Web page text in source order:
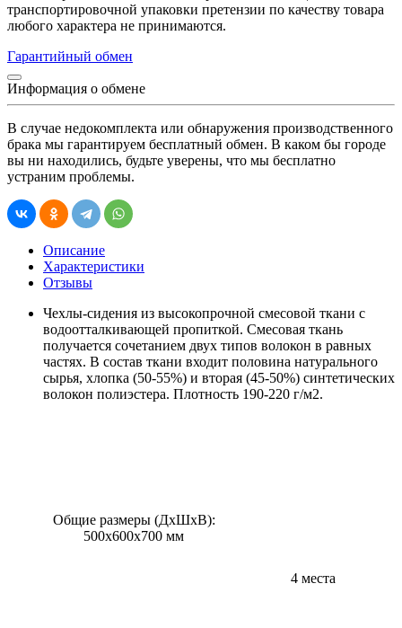
транспортировочной упаковки претензии по качеству товара
любого характера не принимаются.
Гарантийный обмен
Информация о обмене
В случае недокомплекта или обнаружения производственного
брака мы гарантируем бесплатный обмен. В каком бы городе
вы ни находились, будьте уверены, что мы бесплатно
устраним проблемы.
Описание
Характеристики
Отзывы
Чехлы-сидения из высокопрочной смесовой ткани с
водоотталкивающей пропиткой. Смесовая ткань
получается сочетанием двух типов волокон в равных
частях. В состав ткани входит половина натурального
сырья, хлопка (50-55%) и вторая (45-50%) синтетических
волокон полиэстера. Плотность 190-220 г/м2.
Общие размеры (ДхШхВ):
500х600х700 мм
4 места